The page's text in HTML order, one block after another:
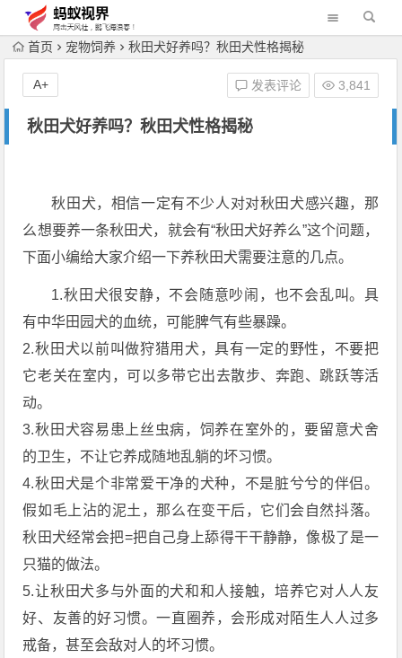
首页 宠物饲养 秋田犬好养吗？秋田犬性格揭秘
秋田犬好养吗？秋田犬性格揭秘
发表评论 3,841
A+
秋田犬，相信一定有不少人对对秋田犬感兴趣，那
么想要养一条秋田犬，就会有“秋田犬好养么”这个问题，
下面小编给大家介绍一下养秋田犬需要注意的几点。
1.秋田犬很安静，不会随意吵闹，也不会乱叫。具
有中华田园犬的血统，可能脾气有些暴躁。
2.秋田犬以前叫做狩猎用犬，具有一定的野性，不要把
它老关在室内，可以多带它出去散步、奔跑、跳跃等活
动。
3.秋田犬容易患上丝虫病，饲养在室外的，要留意犬舍
的卫生，不让它养成随地乱躺的坏习惯。
4.秋田犬是个非常爱干净的犬种，不是脏兮兮的伴侣。
假如毛上沾的泥土，那么在变干后，它们会自然抖落。
秋田犬经常会把=把自己身上舔得干干静静，像极了是一
只猫的做法。
5.让秋田犬多与外面的犬和和人接触，培养它对人人友
好、友善的好习惯。一直圈养，会形成对陌生人人过多
戒备，甚至会敌对人的坏习惯。